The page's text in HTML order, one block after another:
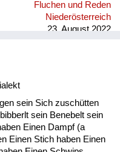
Fluchen und Reden
Niederösterreich
23. August 2022
sein Sich zuschütten
sein Benebelt sein
Einen Dampf (a
Einen Stich haben Einen